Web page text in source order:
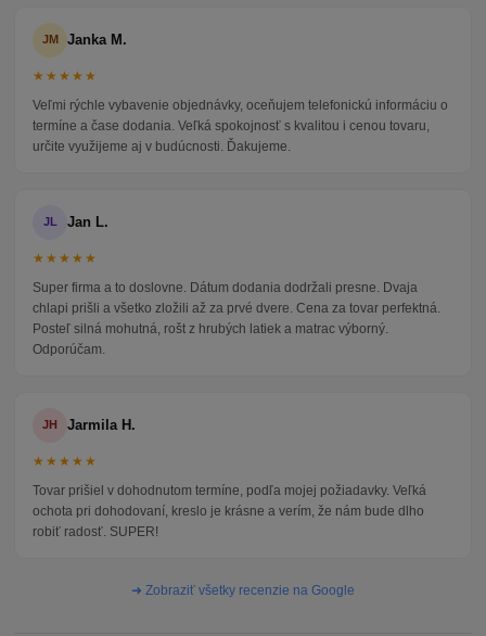
JM Janka M.
★★★★★
Veľmi rýchle vybavenie objednávky, oceňujem telefonickú informáciu o
termíne a čase dodania. Veľká spokojnosť s kvalitou i cenou tovaru,
určite využijeme aj v budúcnosti. Ďakujeme.
JL Jan L.
★★★★★
Super firma a to doslovne. Dátum dodania dodržali presne. Dvaja
chlapi prišli a všetko zložili až za prvé dvere. Cena za tovar perfektná.
Posteľ silná mohutná, rošt z hrubých latiek a matrac výborný.
Odporúčam.
JH Jarmila H.
★★★★★
Tovar prišiel v dohodnutom termíne, podľa mojej požiadavky. Veľká
ochota pri dohodovaní, kreslo je krásne a verím, že nám bude dlho
robiť radosť. SUPER!
➜ Zobraziť všetky recenzie na Google